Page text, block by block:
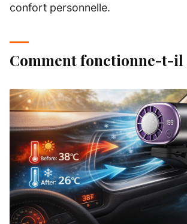
confort personnelle.
Comment fonctionne-t-il